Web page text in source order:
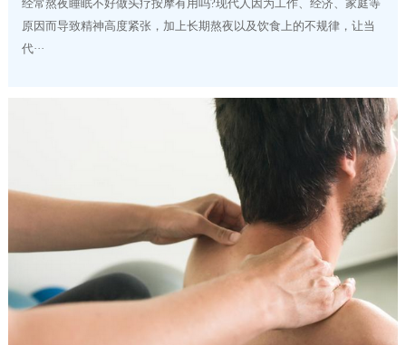
经常熬夜睡眠不好做头疗按摩有用吗?现代人因为工作、经济、家庭等
原因而导致精神高度紧张，加上长期熬夜以及饮食上的不规律，让当
代···